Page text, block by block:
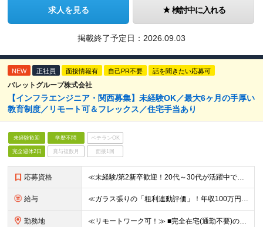
求人を見る 検討中に入れる
掲載終了予定日： 2026.09.03
NEW 正社員 面接情報有 自己PR不要 話を聞きたい応募可
バレットグループ株式会社
【インフラエンジニア・関西募集】未経験OK／最大6ヶ月の手厚い
教育制度／リモート可＆フレックス／住宅手当あり
未経験歓迎 学歴不問 ベテランOK
完全週休2日 賞与複数月 面接1回
応募資格 ≪未経験/第2新卒歓迎！20代～30代が活躍中です≫ インフラエンジニアを本気で目指したい方／これまでの経験・スキルは一切不問です ◆学歴不問 ≪1つでも当てはまる方はぜひご応募ください！≫ ■自
給与 ≪ガラス張りの「粗利連動評価」！年収100万円アップの実績あり≫ ■想定年収400万円～1200万円 月給30万円～100万円＋粗利インセンティブ ※経験・スキル・前給を考慮の上、上記に限らず柔軟に
勤務地 ≪リモートワーク可！≫ ■完全在宅(通勤不要)の場合…地方に在住したままフルリモートでの勤務も可能です ■出社の場合…本社または首都圏の各プロジェクト先 ★転居をともなう転勤はありません ★受託案件